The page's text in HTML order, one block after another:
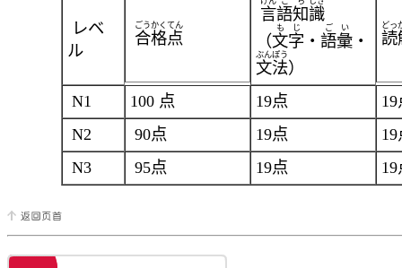
レベ
ル
合
ごう
格
かく
点
てん
言語知識
（文
も
字
じ
・ 語
ご
彙
い
・
文
ぶん
法
ぽう
）
読
どっ
N1 100 点 19点
N2
90点 19点
N3
95点 19点